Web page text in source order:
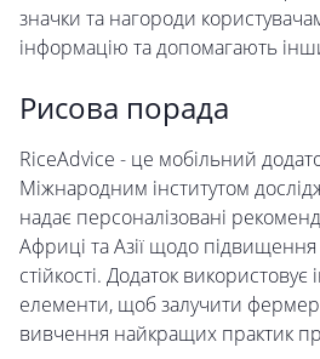
значки та нагороди
інформацію та допомагають
Рисова порада
RiceAdvice - це мобільний
Міжнародним інститутом
надає персоналізовані
Африці та Азії щодо
стійкості. Додаток використовує
елементи, щоб залучити
вивчення найкращих практик